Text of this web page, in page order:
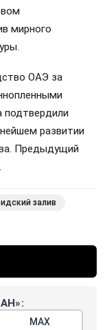
мирного
ОАЭ за
подтвердили
развитии
Предыдущий
залив
МАХ